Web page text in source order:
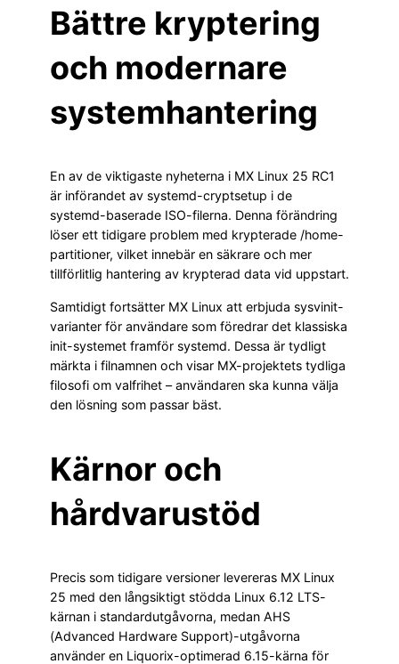
Bättre kryptering
och modernare
systemhantering
En av de viktigaste nyheterna i MX Linux 25 RC1
är införandet av systemd-cryptsetup i de
systemd-baserade ISO-filerna. Denna förändring
löser ett tidigare problem med krypterade /home-
partitioner, vilket innebär en säkrare och mer
tillförlitlig hantering av krypterad data vid uppstart.
Samtidigt fortsätter MX Linux att erbjuda sysvinit-
varianter för användare som föredrar det klassiska
init-systemet framför systemd. Dessa är tydligt
märkta i filnamnen och visar MX-projektets tydliga
filosofi om valfrihet – användaren ska kunna välja
den lösning som passar bäst.
Kärnor och
hårdvarustöd
Precis som tidigare versioner levereras MX Linux
25 med den långsiktigt stödda Linux 6.12 LTS-
kärnan i standardutgåvorna, medan AHS
(Advanced Hardware Support)-utgåvorna
använder en Liquorix-optimerad 6.15-kärna för